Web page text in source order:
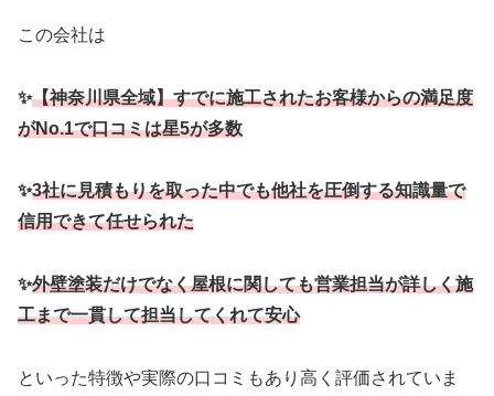
この会社は
✨【神奈川県全域】すでに施工されたお客様からの満足度
がNo.1で口コミは星5が多数
✨3社に見積もりを取った中でも他社を圧倒する知識量で
信用できて任せられた
✨外壁塗装だけでなく屋根に関しても営業担当が詳しく施
工まで一貫して担当してくれて安心
といった特徴や実際の口コミもあり高く評価されていま